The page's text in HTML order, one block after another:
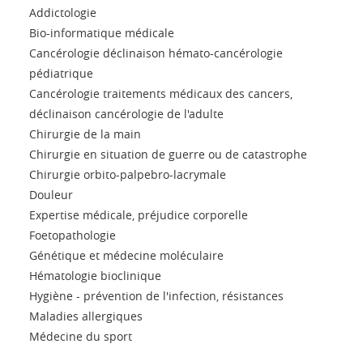
Addictologie
Bio-informatique médicale
Cancérologie déclinaison hémato-cancérologie
pédiatrique
Cancérologie traitements médicaux des cancers,
déclinaison cancérologie de l'adulte
Chirurgie de la main
Chirurgie en situation de guerre ou de catastrophe
Chirurgie orbito-palpebro-lacrymale
Douleur
Expertise médicale, préjudice corporelle
Foetopathologie
Génétique et médecine moléculaire
Hématologie bioclinique
Hygiène - prévention de l'infection, résistances
Maladies allergiques
Médecine du sport